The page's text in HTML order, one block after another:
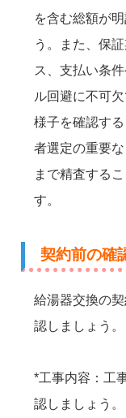
を含む総額が
う。また、保
ス、支払い条
ル回避に不可
様子を確認す
者選定の重要
まで精査する
す。
契約前の確
給湯器交換の
認しましょう。
*工事内容：工
認しましょう。